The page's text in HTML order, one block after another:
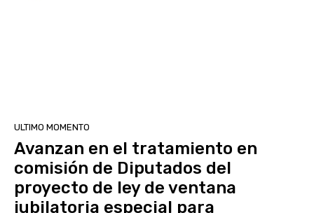
ULTIMO MOMENTO
Avanzan en el tratamiento en
comisión de Diputados del
proyecto de ley de ventana
jubilatoria especial para